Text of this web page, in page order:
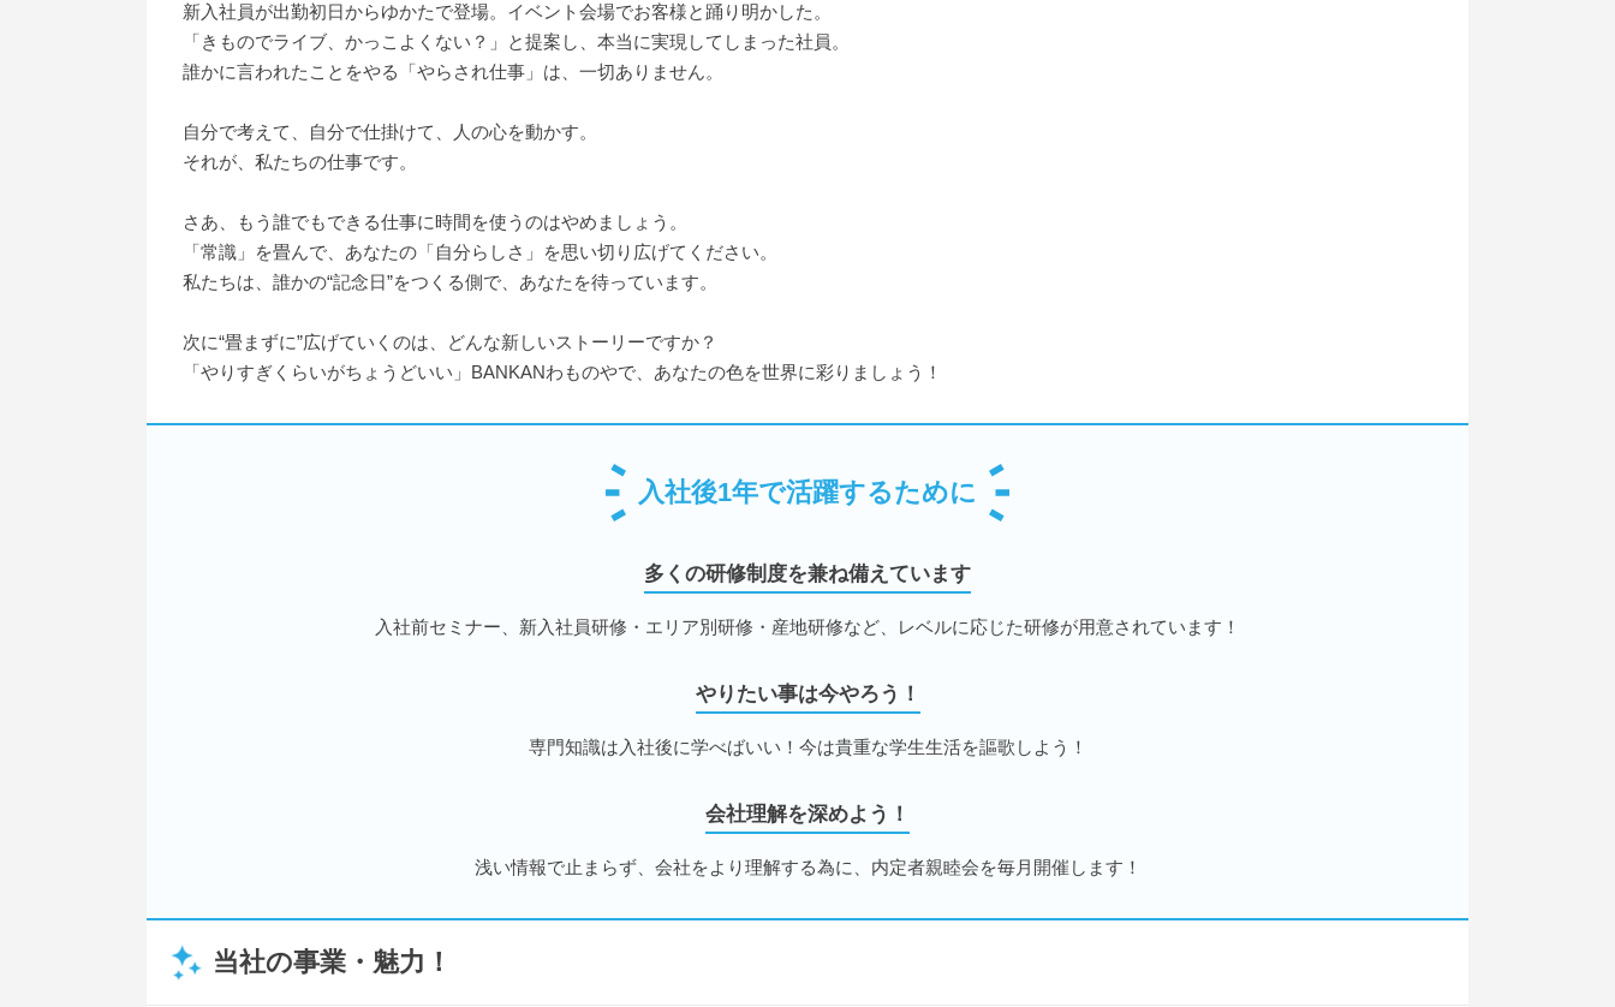
新入社員が出勤初日からゆかたで登場。イベント会場でお客様と踊り明かした。
「きものでライブ、かっこよくない？」と提案し、本当に実現してしまった社員。
誰かに言われたことをやる「やらされ仕事」は、一切ありません。
自分で考えて、自分で仕掛けて、人の心を動かす。
それが、私たちの仕事です。
さあ、もう誰でもできる仕事に時間を使うのはやめましょう。
「常識」を畳んで、あなたの「自分らしさ」を思い切り広げてください。
私たちは、誰かの“記念日”をつくる側で、あなたを待っています。
次に“畳まずに”広げていくのは、どんな新しいストーリーですか？
「やりすぎくらいがちょうどいい」BANKANわものやで、あなたの色を世界に彩りましょう！
入社後1年で活躍するために
多くの研修制度を兼ね備えています
入社前セミナー、新入社員研修・エリア別研修・産地研修など、レベルに応じた研修が用意されています！
やりたい事は今やろう！
専門知識は入社後に学べばいい！今は貴重な学生生活を謳歌しよう！
会社理解を深めよう！
浅い情報で止まらず、会社をより理解する為に、内定者親睦会を毎月開催します！
当社の事業・魅力！